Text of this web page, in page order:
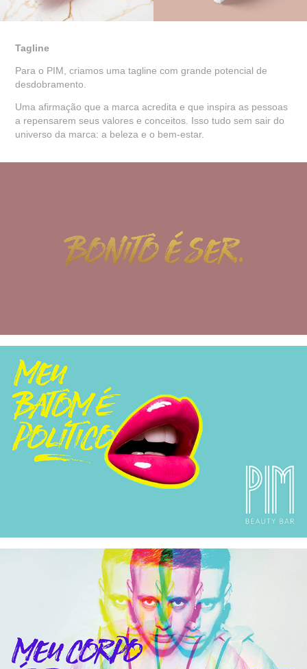
Tagline
Para o PIM, criamos uma tagline com grande potencial de
desdobramento.
Uma afirmação que a marca acredita e que inspira as pessoas
a repensarem seus valores e conceitos. Isso tudo sem sair do
universo da marca: a beleza e o bem-estar.